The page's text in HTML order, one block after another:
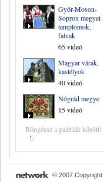
Győr-Moson-
Sopron megyei
templomok,
falvak
65 videó
Magyar várak,
kastélyok
40 videó
Nógrád megye
15 videó
Böngéssz a galériák között!
© 2007 Copyright